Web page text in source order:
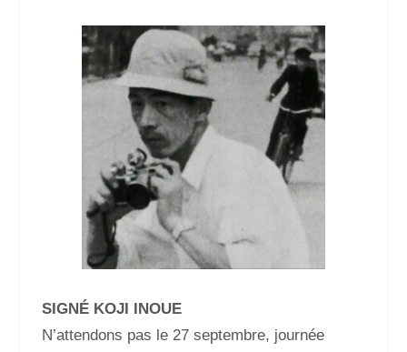
SIGNÉ KOJI INOUE
N’attendons pas le 27 septembre, journée